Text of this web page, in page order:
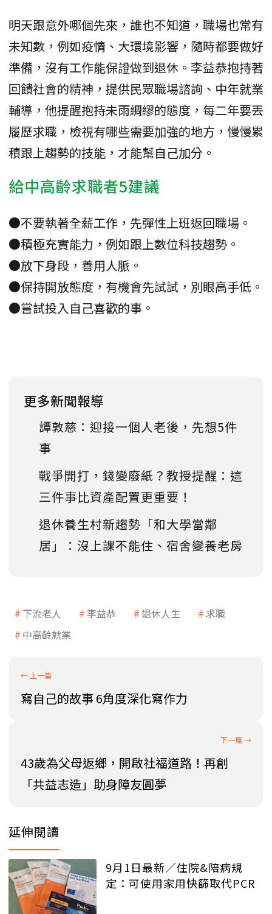
明天跟意外哪個先來，誰也不知道，職場也常有
未知數，例如疫情、大環境影響，隨時都要做好
準備，沒有工作能保證做到退休。李益恭抱持著
回饋社會的精神，提供民眾職場諮詢、中年就業
輔導，他提醒抱持未雨綢繆的態度，每二年要丟
履歷求職，檢視有哪些需要加強的地方，慢慢累
積跟上趨勢的技能，才能幫自己加分。
給中高齡求職者5建議
●不要執著全薪工作，先彈性上班返回職場。
●積極充實能力，例如跟上數位科技趨勢。
●放下身段，善用人脈。
●保持開放態度，有機會先試試，別眼高手低。
●嘗試投入自己喜歡的事。
更多新聞報導
譚敦慈：迎接一個人老後，先想5件
事
戰爭開打，錢變廢紙？教授提醒：這
三件事比資產配置更重要！
退休養生村新趨勢「和大學當鄰
居」：沒上課不能住、宿舍變養老房
下流老人 李益恭 退休人生
求職
中高齡就業
寫自己的故事 6角度深化寫作力
43歲為父母返鄉，開啟社福道路！再創
「共益志造」助身障友圓夢
延伸閱讀
9月1日最新／住院&陪病規
定：可使用家用快篩取代PCR